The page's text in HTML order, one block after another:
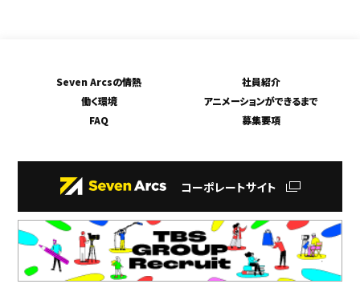
Seven Arcsの情熱
社員紹介
働く環境
アニメーションができるまで
FAQ
募集要項
コーポレートサイト